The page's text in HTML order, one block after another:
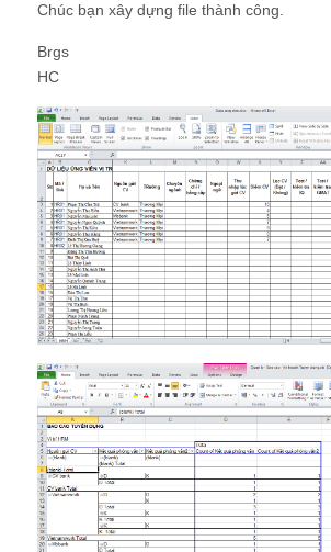
Chúc bạn xây dựng file thành công.
Brgs
HC